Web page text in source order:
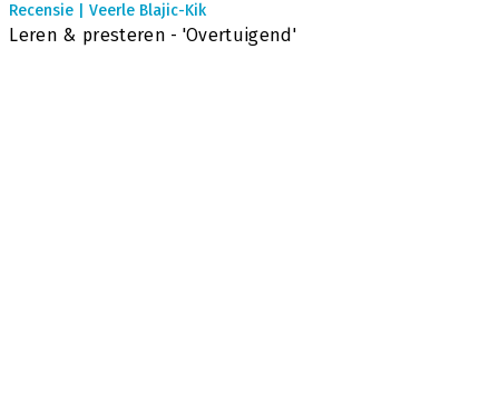
Recensie | Veerle Blajic-Kik
Leren & presteren - 'Overtuigend'